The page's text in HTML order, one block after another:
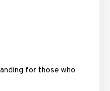
for those who